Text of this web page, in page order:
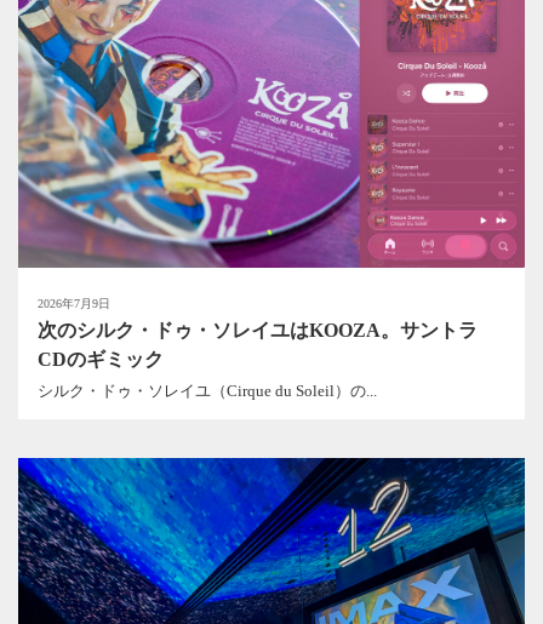
2026年7月9日
次のシルク・ドゥ・ソレイユはKOOZA。サントラ
CDのギミック
シルク・ドゥ・ソレイユ（Cirque du Soleil）の...